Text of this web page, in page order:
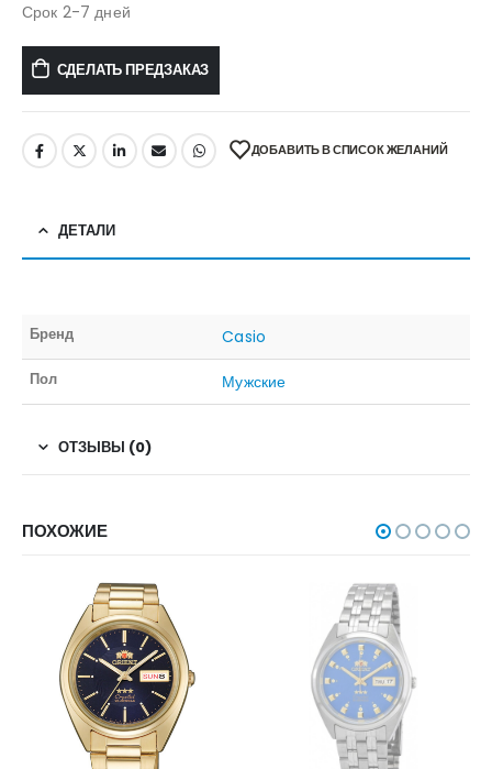
Срок 2-7 дней
СДЕЛАТЬ ПРЕДЗАКАЗ
ДОБАВИТЬ В СПИСОК ЖЕЛАНИЙ
ДЕТАЛИ
Бренд Casio
Пол Мужские
ОТЗЫВЫ (0)
ПОХОЖИЕ
НЕТ В НАЛИЧИИ